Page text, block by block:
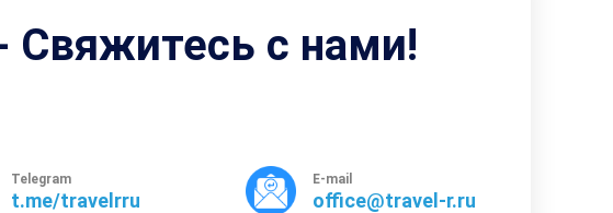
Свяжитесь с нами!
Telegram
t.me/travelrru
E-mail
office@travel-r.ru